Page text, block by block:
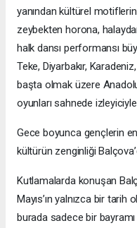
yanından kültürel
zeybekten horona,
halk dansı performansı
Teke, Diyarbakır,
başta olmak üzere
oyunları sahnede
Gece boyunca gençlerin
kültürün zenginliği
Kutlamalarda konuşan
Mayıs’ın yalnızca bir tarih
burada sadece bir